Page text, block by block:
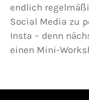
endlich
Social Media zu
Insta – denn
einen Mini-